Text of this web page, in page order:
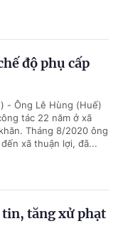
độ phụ cấp
- Ông Lê Hùng (Huế)
tác 22 năm ở xã
Tháng 8/2020 ông
xã thuận lợi, đã...
tin, tăng xử phạt